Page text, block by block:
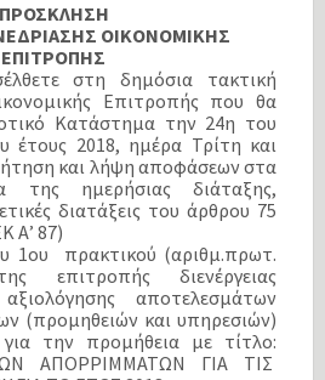
ΠΡΟΣΚΛΗΣΗ
ΟΙΚΟΝΟΜΙΚΗΣ
ΕΠΙΤΡΟΠΗΣ
στη δημόσια τακτική
Επιτροπής που θα
Κατάστημα την 24η του
έτους 2018, ημέρα Τρίτη και
και λήψη αποφάσεων στα
της ημερήσιας διάταξης,
διατάξεις του άρθρου 75
Α’ 87)
1ου πρακτικού (αριθμ.πρωτ.
επιτροπής διενέργειας
αποτελεσμάτων
(προμηθειών και υπηρεσιών)
την προμήθεια με τίτλο:
ΑΠΟΡΡΙΜΜΑΤΩΝ ΓΙΑ ΤΙΣ